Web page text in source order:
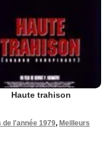
Haute trahison
l'année 1979, Meilleurs